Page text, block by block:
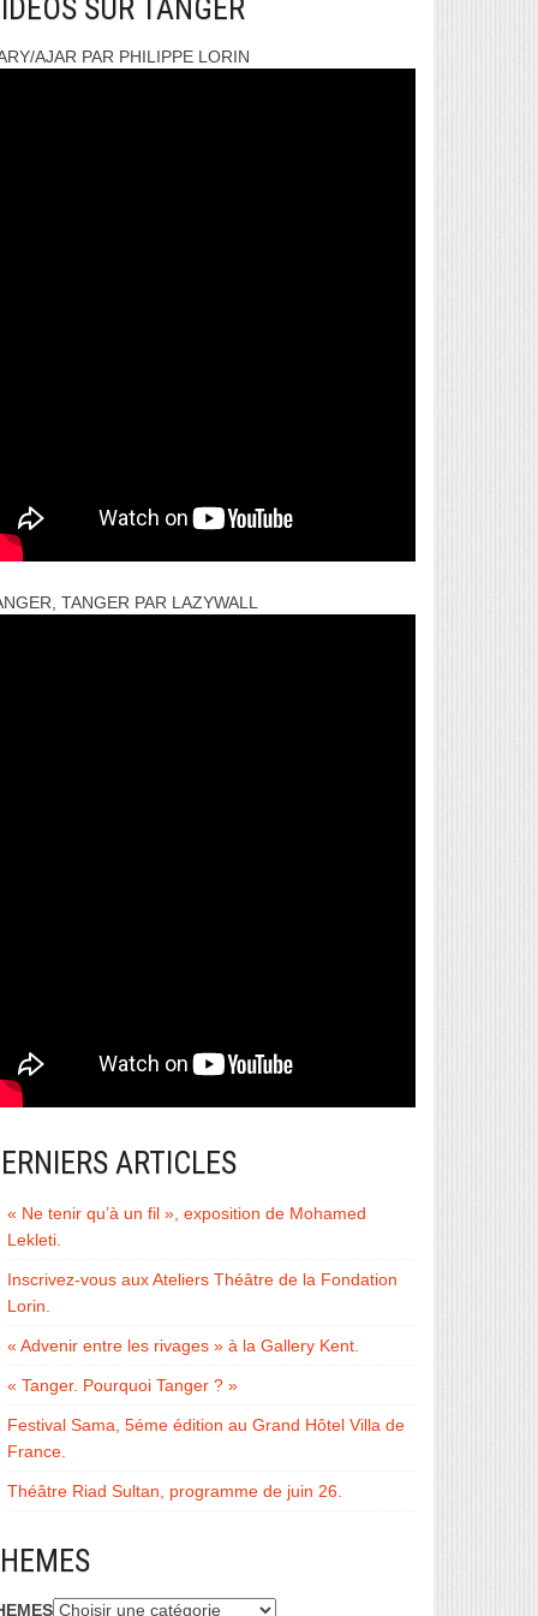
SUR TANGER
AJAR PAR PHILIPPE LORIN
TANGER PAR LAZYWALL
ARTICLES
« Ne tenir qu’à un fil », exposition de Mohamed
Lekleti.
Inscrivez-vous aux Ateliers Théâtre de la Fondation
Lorin.
« Advenir entre les rivages » à la Gallery Kent.
« Tanger. Pourquoi Tanger ? »
Festival Sama, 5éme édition au Grand Hôtel Villa de
France.
Théâtre Riad Sultan, programme de juin 26.